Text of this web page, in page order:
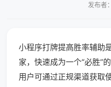
发布者
小程序打牌提高胜率辅助
家，快速成为一个“必胜”
用户可通过正规渠道获取使